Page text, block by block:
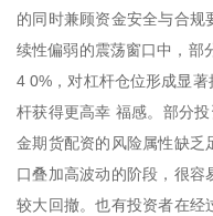
的同时兼顾资金安全与合规
续性偏弱的震荡窗口中，部
4 0%，对杠杆仓位形成显
杆获得更高幸 福感。部分
金期货配资的风险属性缺乏
口叠加高波动的阶段，很容
较大回撤。也有投资者在经